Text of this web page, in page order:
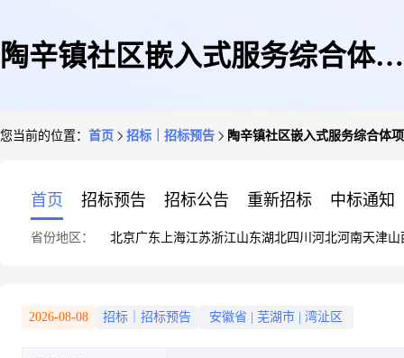
陶辛镇社区嵌入式服务综合体项
您当前的位置： 首页 招标｜招标预告 陶辛镇社区嵌入式服务综合体
首页 招标预告 招标公告 重新招标 中标通知
省份地区： 北京广东 上海江苏浙江山东湖北四川 河北河南天津山
2026-08-08 招标｜招标预告 安徽省 芜湖市 湾沚区